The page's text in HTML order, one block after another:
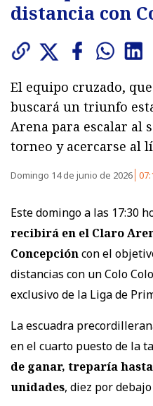
distancia con
El equipo cruzado,
buscará un triunfo
Arena para escalar al
torneo y acercarse al
Domingo 14 de junio de 2026
Este domingo a las 17:30
recibirá en el Claro
Concepcióncon el
distancias con un Colo
exclusivo de la Liga de
La escuadra
en el cuarto puesto de la
de ganar, treparía
unidades, diez por